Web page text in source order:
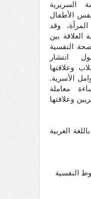
السريرية
الأطفال
وقد
بين
النفسية
انتشار
وعلاقتها
الأسرية.
معاملة
وعلاقتها
العربية
النفسية